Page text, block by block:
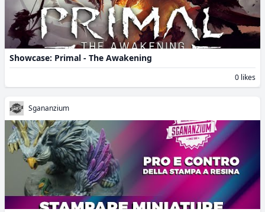
Showcase: Primal - The Awakening
0 likes
Sgananzium